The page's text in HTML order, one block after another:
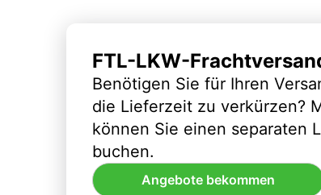
FTL-LKW-
Benötigen Sie für Ihren
die Lieferzeit zu verkürzen?
können Sie einen separaten
buchen.
Angebote bekommen